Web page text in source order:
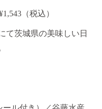
（税込）
て茨城県の美味しい日